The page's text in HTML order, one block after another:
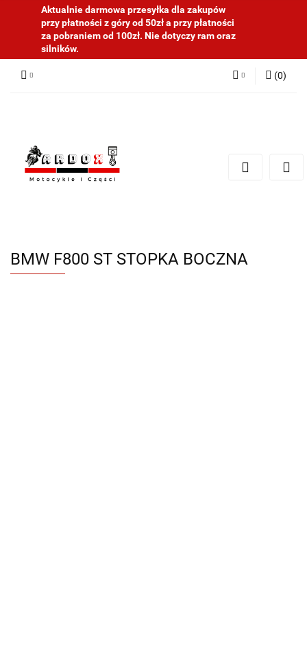
Aktualnie darmowa przesyłka dla zakupów
przy płatności z góry od 50zł a przy płatności
za pobraniem od 100zł. Nie dotyczy ram oraz
silników.
(0)
BMW F800 ST STOPKA BOCZNA